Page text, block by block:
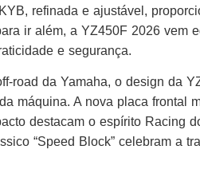
refinada e ajustável,
ir além, a YZ450F 2026 vem
e segurança.
road da Yamaha, o design da
máquina. A nova placa frontal
destacam o espírito Racing
“Speed Block” celebram a